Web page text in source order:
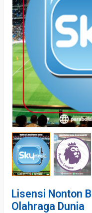
Lisensi Nonton
Olahraga Dunia